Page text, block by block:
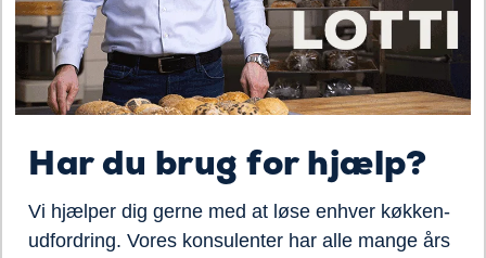
Har du brug for hjælp?
Vi hjælper dig gerne med at løse enhver køkken-
udfordring. Vores konsulenter har alle mange års